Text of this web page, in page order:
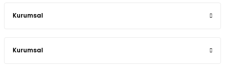
Kurumsal
Kurumsal